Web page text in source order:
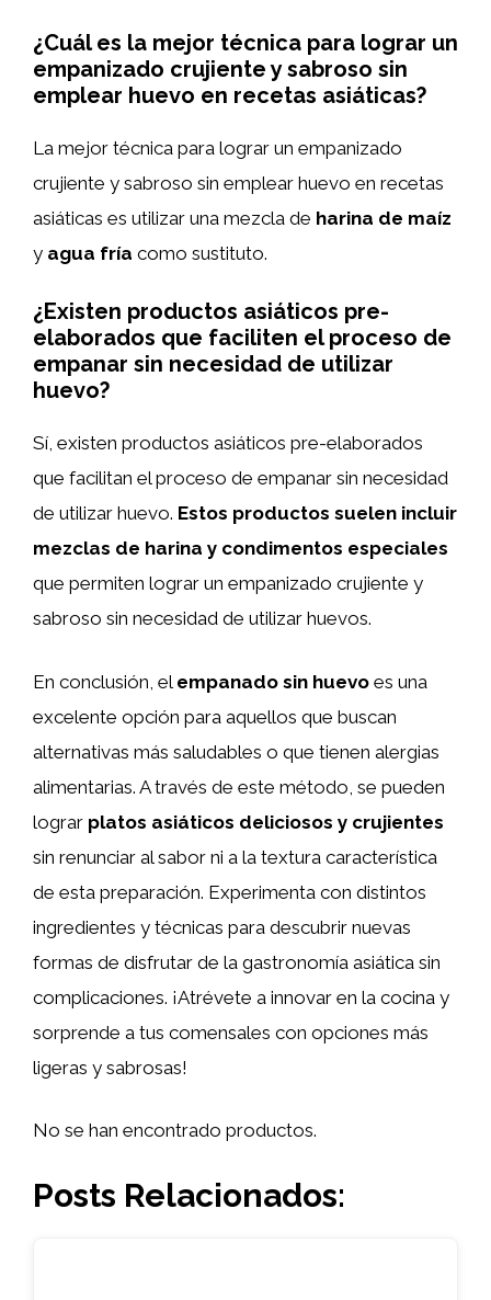
¿Cuál es la mejor técnica para lograr un
empanizado crujiente y sabroso sin
emplear huevo en recetas asiáticas?
La mejor técnica para lograr un empanizado
crujiente y sabroso sin emplear huevo en recetas
asiáticas es utilizar una mezcla de harina de maíz
y agua fría como sustituto.
¿Existen productos asiáticos pre-
elaborados que faciliten el proceso de
empanar sin necesidad de utilizar
huevo?
Sí, existen productos asiáticos pre-elaborados
que facilitan el proceso de empanar sin necesidad
de utilizar huevo. Estos productos suelen incluir
mezclas de harina y condimentos especiales
que permiten lograr un empanizado crujiente y
sabroso sin necesidad de utilizar huevos.
En conclusión, el empanado sin huevo es una
excelente opción para aquellos que buscan
alternativas más saludables o que tienen alergias
alimentarias. A través de este método, se pueden
lograr platos asiáticos deliciosos y crujientes
sin renunciar al sabor ni a la textura característica
de esta preparación. Experimenta con distintos
ingredientes y técnicas para descubrir nuevas
formas de disfrutar de la gastronomía asiática sin
complicaciones. ¡Atrévete a innovar en la cocina y
sorprende a tus comensales con opciones más
ligeras y sabrosas!
No se han encontrado productos.
Posts Relacionados: